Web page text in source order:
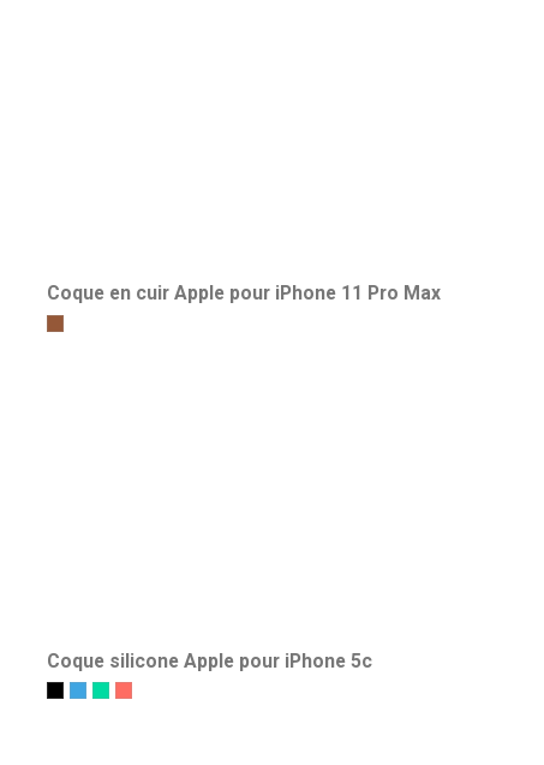
Coque en cuir Apple pour iPhone 11 Pro Max
Havane
Coque silicone Apple pour iPhone 5c
NoirBleuVertRose Agrume